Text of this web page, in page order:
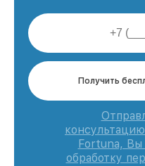
Получить
Fortuna, Вы
обработку